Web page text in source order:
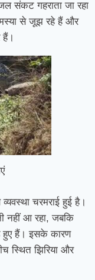
संकट गहराता जा रहा
से जूझ रहे हैं और
हैं।
चरमराई हुई है।
नहीं आ रहा, जबकि
हुए हैं। इसके कारण
स्थित झिरिया और